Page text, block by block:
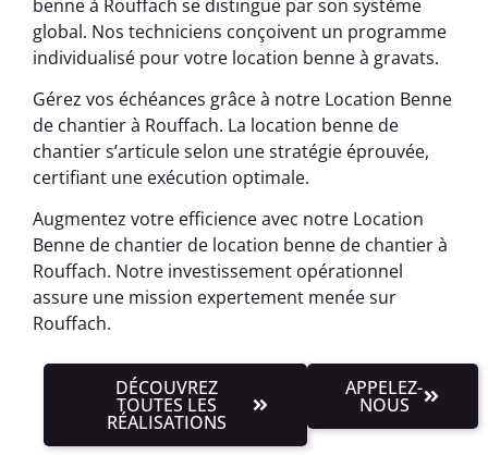
benne à Rouffach se distingue par son système
global. Nos techniciens conçoivent un programme
individualisé pour votre location benne à gravats.
Gérez vos échéances grâce à notre Location Benne
de chantier à Rouffach. La location benne de
chantier s’articule selon une stratégie éprouvée,
certifiant une exécution optimale.
Augmentez votre efficience avec notre Location
Benne de chantier de location benne de chantier à
Rouffach. Notre investissement opérationnel
assure une mission expertement menée sur
Rouffach.
DÉCOUVREZ
TOUTES LES
RÉALISATIONS
APPELEZ-
NOUS